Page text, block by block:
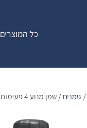
כל המוצרים
/שמנים/ שמן מנוע 4 פעימות